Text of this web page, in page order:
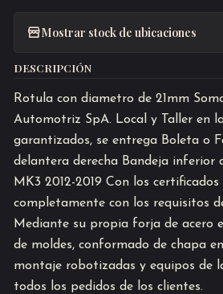
Mostrar stock de ubicaciones
DESCRIPCIÓN
Rotula con diametro de 21mm
Automotriz SpA. Local y Taller en
garantizados, se entrega Boleta o
delantera derecha Bandeja inferior
MK3 2012-2019 Con los
completamente con los requisitos
Mediante su propia forja de acero
de moldes, conformado de chapa
montaje robotizadas y equipos de
todos los pedidos de los clientes.